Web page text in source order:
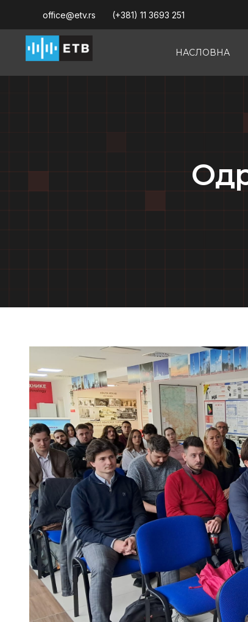
office@etv.rs (+381) 11 3693 251
НАСЛОВНА